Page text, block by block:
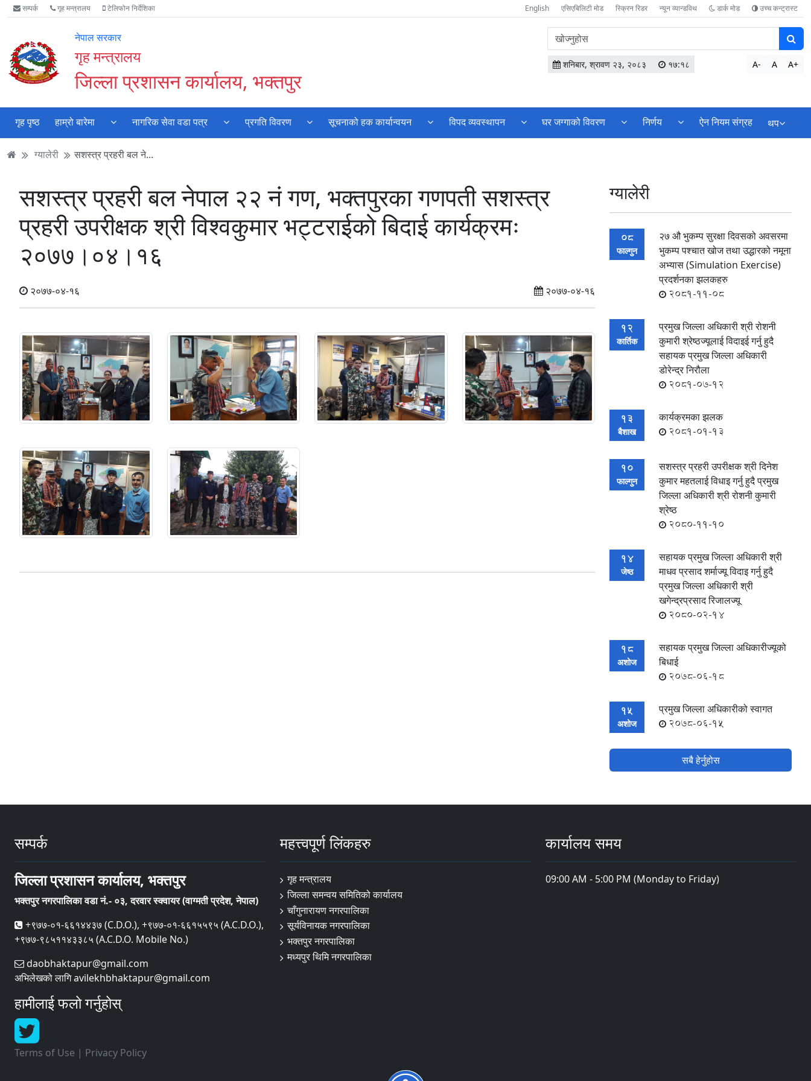
Accessibility
Mode
गर्नुहोस्
मुख्य
सामाग्री
मुख्य
नेभिगेसन
वेबसाइट
खोजमा
सम्पर्क गृह मन्त्रालय टेलिफोन निर्देशिका English एसिएबिलिटी मोड स्क्रिन रिडर न्यून व्यान्डविथ डार्क मोड उच्च कन्ट्रास्ट
नेपाल सरकार
गृह मन्त्रालय
जिल्ला प्रशासन कार्यालय, भक्तपुर
वेबसाइटमा
सामग्री
खोज्नुहोस
शनिबार, श्रावण २३, २०८३ १७:१८ A- A A+
गृह पृष्ठ हाम्रो बारेमा नागरिक सेवा वडा पत्र प्रगति विवरण सूचनाको हक कार्यान्वयन विपद व्यवस्थापन घर जग्गाको विवरण निर्णय ऐन नियम संग्रह थप
ग्यालेरी सशस्त्र प्रहरी बल ने...
सशस्त्र प्रहरी बल नेपाल २२ नं गण, भक्तपुरका गणपती सशस्त्र
प्रहरी उपरीक्षक श्री विश्वकुमार भट्टराईको बिदाई कार्यक्रमः
२०७७।०४।१६
२०७७-०४-१६ २०७७-०४-१६
ग्यालेरी
08
फाल्गुन
२७ औ भुकम्प सुरक्षा दिवसको अवसरमा
भुकम्प पश्चात खोज तथा उद्धारको नमूना
अभ्यास (Simulation Exercise)
प्रदर्शनका झलकहरु
2081-11-08
12
कार्तिक
प्रमुख जिल्ला अधिकारी श्री रोशनी
कुमारी श्रेष्ठज्यूलाई विदाइई गर्नु हुदै
सहायक प्रमुख जिल्ला अधिकारी
डोरेन्द्र निरौला
2081-07-12
13
बैशाख
कार्यक्रमका झलक
2081-01-13
10
फाल्गुन
सशस्त्र प्रहरी उपरीक्षक श्री दिनेश
कुमार महतलाई विधाइ गर्नु हुदै प्रमुख
जिल्ला अधिकारी श्री रोशनी कुमारी
श्रेष्ठ
2080-11-10
14
जेष्ठ
सहायक प्रमुख जिल्ला अधिकारी श्री
माधव प्रसाद शर्माज्यू विदाइ गर्नु हुदै
प्रमुख जिल्ला अधिकारी श्री
खगेन्द्रप्रसाद रिजालज्यू
2080-02-14
18
अशोज
सहायक प्रमुख जिल्ला अधिकारीज्यूको
बिधाई
2078-06-18
15
अशोज
प्रमुख जिल्ला अधिकारीको स्वागत
2078-06-15
सबै हेर्नुहोस
सम्पर्क
जिल्ला प्रशासन कार्यालय, भक्तपुर
भक्तपुर नगरपालिका वडा नं.- ०३, दरवार स्क्वायर (वाग्मती प्रदेश, नेपाल)
+९७७-०१-६६१४४३७ (C.D.O.), +९७७-०१-६६१५५९५ (A.C.D.O.),
+९७७-९८५११४३३८५ (A.C.D.O. Mobile No.)
daobhaktapur@gmail.com
अभिलेखको लागि avilekhbhaktapur@gmail.com
हामीलाई फलो गर्नुहोस्
Terms of Use | Privacy Policy
महत्त्वपूर्ण लिंकहरु
गृह मन्त्रालय
जिल्ला समन्वय समितिको कार्यालय
चाँगुनारायण नगरपालिका
सूर्यविनायक नगरपालिका
भक्तपुर नगरपालिका
मध्यपुर थिमि नगरपालिका
कार्यालय समय
09:00 AM - 5:00 PM (Monday to Friday)